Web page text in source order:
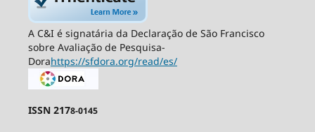
A C&I é signatária da Declaração de São Francisco
sobre Avaliação de Pesquisa-
Dorahttps://sfdora.org/read/es/
ISSN 2178-0145